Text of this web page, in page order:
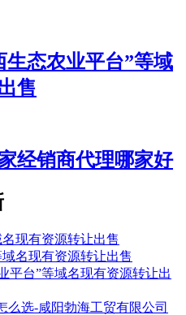
生态农业平台”等域
售
经销商代理哪家好
现有资源转让出售
名现有资源转让出售
平台”等域名现有资源转让出
么选-咸阳勃海工贸有限公司